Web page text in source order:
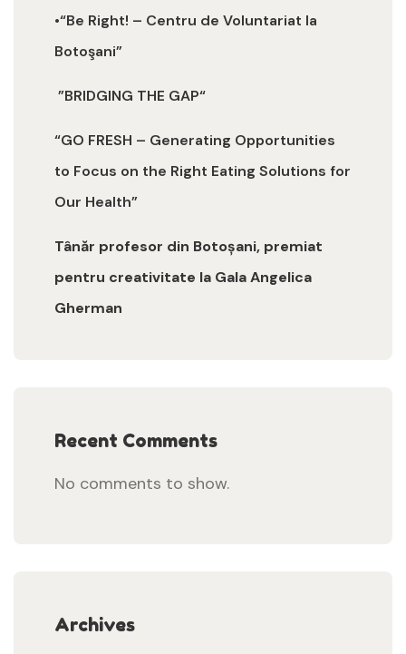
•“Be Right! – Centru de Voluntariat la
Botoşani”
”BRIDGING THE GAP“
“GO FRESH – Generating Opportunities
to Focus on the Right Eating Solutions for
Our Health”
Tânăr profesor din Botoșani, premiat
pentru creativitate la Gala Angelica
Gherman
Recent Comments
No comments to show.
Archives